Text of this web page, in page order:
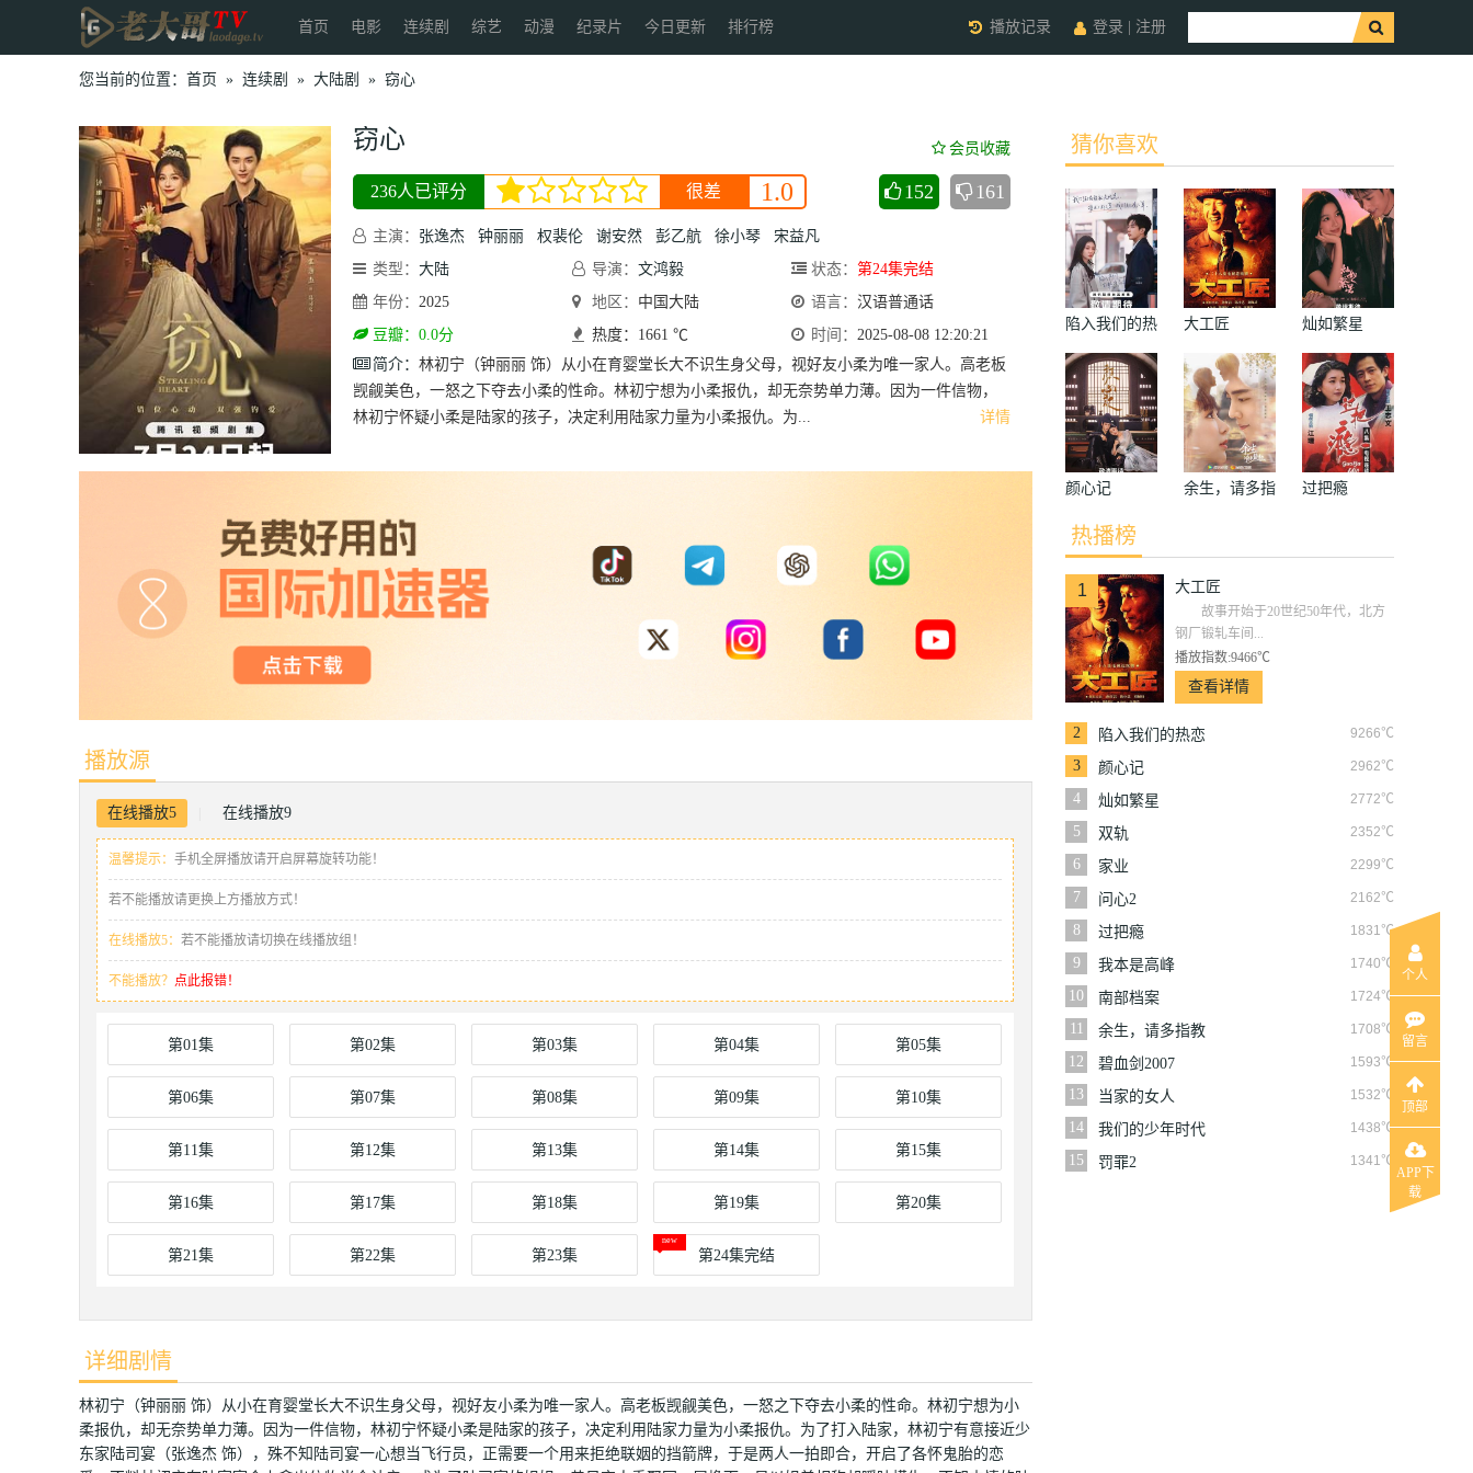
首页 电影 连续剧 综艺 动漫 纪录片 今日更新 排行榜 登录 注册
播放记录
您当前的位置： 首页 » 连续剧 » 大陆剧 » 窃心
窃心 会员收藏
236人已评分 很差 1.0 152 161
主演： 张逸杰 钟丽丽 权裴伦 谢安然 彭乙航 徐小琴
宋益凡
类型： 大陆 导演： 文鸿毅 状态： 第24集完结
年份： 2025 地区： 中国大陆 语言： 汉语普通话
豆瓣：0.0分
热度：1661 ℃ 时间： 2025-08-08 12:20:21
简介：
详情
林初宁（钟丽丽 饰）从小在育婴堂长大不识生身父母，视好友小柔为唯一家人。高老板
觊觎美色，一怒之下夺去小柔的性命。林初宁想为小柔报仇，却无奈势单力薄。因为一件信物，
林初宁怀疑小柔是陆家的孩子，决定利用陆家力量为小柔报仇。为...
播放源
在线播放5 在线播放9
温馨提示： 手机全屏播放请开启屏幕旋转功能！
若不能播放请更换上方播放方式！
在线播放5： 若不能播放请切换在线播放组！
不能播放？ 点此报错！
第01集 第02集 第03集 第04集 第05集
第06集 第07集 第08集 第09集 第10集
第11集 第12集 第13集 第14集 第15集
第16集 第17集 第18集 第19集 第20集
第21集 第22集 第23集 第24集完结
详细剧情
林初宁（钟丽丽 饰）从小在育婴堂长大不识生身父母，视好友小柔为唯一家人。高老板觊觎美色，一怒之下夺去小柔的性命。林初宁想为小
柔报仇，却无奈势单力薄。因为一件信物，林初宁怀疑小柔是陆家的孩子，决定利用陆家力量为小柔报仇。为了打入陆家，林初宁有意接近少
东家陆司宴（张逸杰 饰），殊不知陆司宴一心想当飞行员，正需要一个用来拒绝联姻的挡箭牌，于是两人一拍即合，开启了各怀鬼胎的恋
猜你喜欢
陷入我们的热
恋
大工匠 灿如繁星
颜心记
余生，请多指
过把瘾
热播榜
1 大工匠
故事开始于20世纪50年代，北方
钢厂锻轧车间...
播放指数:9466℃
查看详情
2 9266℃
陷入我们的热恋
3
2962℃
颜心记
4
2772℃
灿如繁星
5
2352℃
双轨
6
2299℃
家业
7
2162℃
问心2
8
1831℃
过把瘾
9
1740℃
我本是高峰
10
1724℃
南部档案
11
1708℃
余生，请多指教
12
1593℃
碧血剑2007
13
1532℃
当家的女人
14
1438℃
我们的少年时代
15
1341℃
罚罪2
个人
留言
顶部
APP下
载